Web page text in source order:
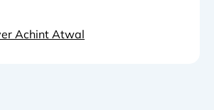
Achint Atwal